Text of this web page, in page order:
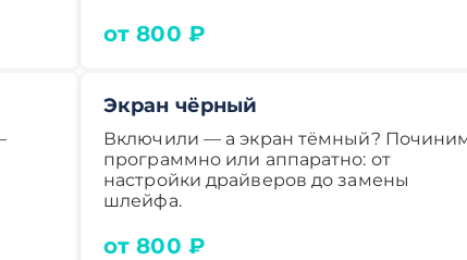
от 800 ₽
Экран чёрный
Включили — а экран тёмный?
программно или аппаратно: от
настройки драйверов до замены
шлейфа.
от 800 ₽